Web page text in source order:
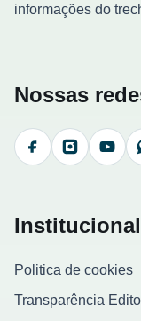
informações do
Nossas
FacebookInstagram
Institucional
Politica de cookies
Transparência